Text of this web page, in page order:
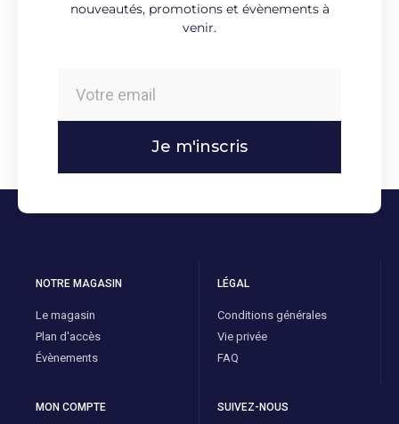
nouveautés, promotions et évènements à
venir.
Je m'inscris
NOTRE MAGASIN
Le magasin
Plan d'accès
Évènements
LÉGAL
Conditions générales
Vie privée
FAQ
MON COMPTE SUIVEZ-NOUS